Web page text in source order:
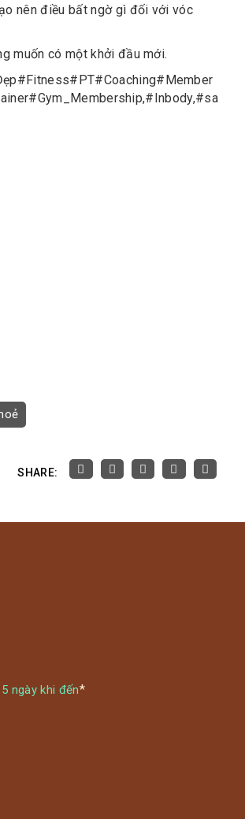
nên điều bất ngờ gì đối với vóc
muốn có một khởi đầu mới.
#Fitness#PT#Coaching#Member
#Gym_Membership,#Inbody,#sa
SHARE:
ngày khi đến*